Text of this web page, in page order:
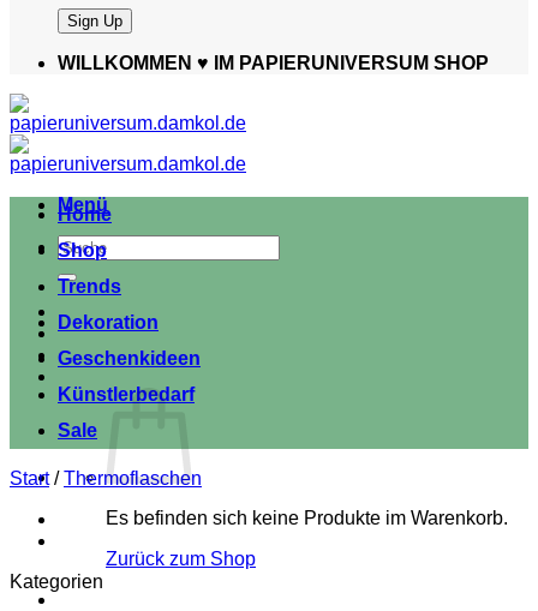
WILLKOMMEN ♥️ IM PAPIERUNIVERSUM SHOP
Menü
Suche
nach:
Es befinden sich keine Produkte im Warenkorb.
Zurück zum Shop
Home
Shop
Trends
Dekoration
Geschenkideen
Künstlerbedarf
Sale
Start / Thermoflaschen
Kategorien